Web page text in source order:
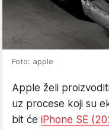
Foto: apple
Apple želi
uz procese koji su
bit će iPhone SE